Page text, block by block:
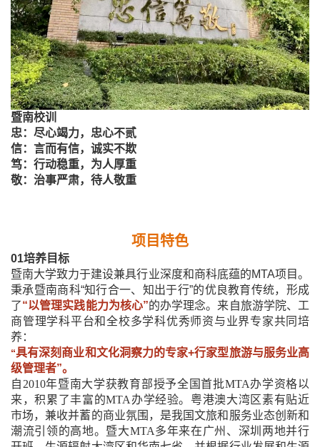
暨南校训
忠：尽心竭力，忠心不贰
信：言而有信，诚实不欺
笃：行动稳重，为人厚重
敬：治事严肃，待人敬重
项目特色
01培养目标
暨南大学致力于建设兼具行业深度和商科底蕴的MTA项目。
秉承暨南商科“知行合一、知出于行”的优良教育传统，形成
了“以管理实践能力为核心”的办学理念。来自旅游学院、工
商管理学科平台和全校多学科优秀师资与业界专家共同培
养：
“具有深刻商业和文化洞察力的专家+行家型旅游与服务业高
级管理者”。
自 2010年暨南大学获教育部授予全国首批MTA办学资格以
来，积累了丰富的MTA 办学经验。粤港澳大湾区素有贴近
市场，兼收并蓄的商业氛围，是我国文旅和服务业态创新和
潮流引领的高地。暨大MTA多年来在广州、深圳两地并行